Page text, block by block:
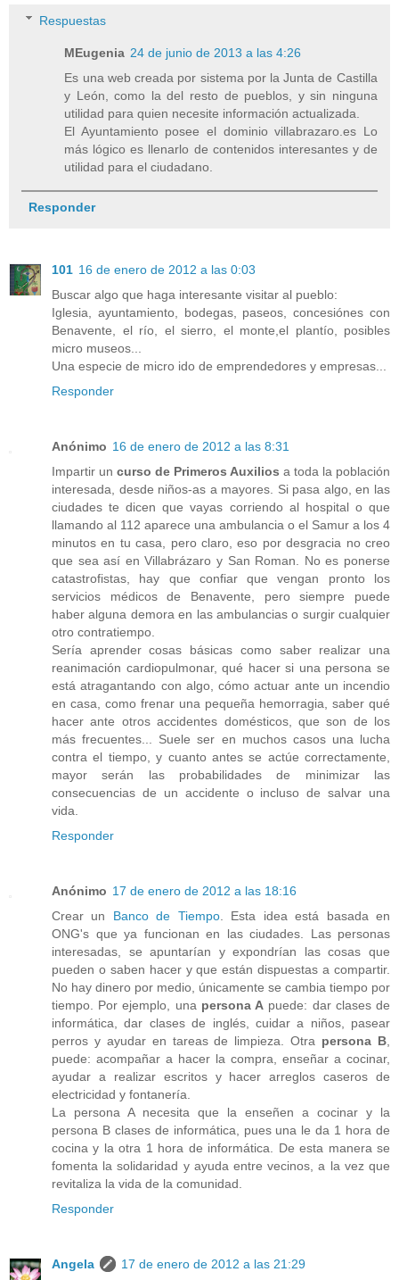
Respuestas
MEugenia 24 de junio de 2013 a las 4:26
Es una web creada por sistema por la Junta de Castilla
y León, como la del resto de pueblos, y sin ninguna
utilidad para quien necesite información actualizada.
El Ayuntamiento posee el dominio villabrazaro.es Lo
más lógico es llenarlo de contenidos interesantes y de
utilidad para el ciudadano.
Responder
101 16 de enero de 2012 a las 0:03
Buscar algo que haga interesante visitar al pueblo:
Iglesia, ayuntamiento, bodegas, paseos, concesiónes con
Benavente, el río, el sierro, el monte,el plantío, posibles
micro museos...
Una especie de micro ido de emprendedores y empresas...
Responder
Anónimo 16 de enero de 2012 a las 8:31
Impartir un curso de Primeros Auxilios a toda la población
interesada, desde niños-as a mayores. Si pasa algo, en las
ciudades te dicen que vayas corriendo al hospital o que
llamando al 112 aparece una ambulancia o el Samur a los 4
minutos en tu casa, pero claro, eso por desgracia no creo
que sea así en Villabrázaro y San Roman. No es ponerse
catastrofistas, hay que confiar que vengan pronto los
servicios médicos de Benavente, pero siempre puede
haber alguna demora en las ambulancias o surgir cualquier
otro contratiempo.
Sería aprender cosas básicas como saber realizar una
reanimación cardiopulmonar, qué hacer si una persona se
está atragantando con algo, cómo actuar ante un incendio
en casa, como frenar una pequeña hemorragia, saber qué
hacer ante otros accidentes domésticos, que son de los
más frecuentes... Suele ser en muchos casos una lucha
contra el tiempo, y cuanto antes se actúe correctamente,
mayor serán las probabilidades de minimizar las
consecuencias de un accidente o incluso de salvar una
vida.
Responder
Anónimo 17 de enero de 2012 a las 18:16
Crear un Banco de Tiempo. Esta idea está basada en
ONG's que ya funcionan en las ciudades. Las personas
interesadas, se apuntarían y expondrían las cosas que
pueden o saben hacer y que están dispuestas a compartir.
No hay dinero por medio, únicamente se cambia tiempo por
tiempo. Por ejemplo, una persona A puede: dar clases de
informática, dar clases de inglés, cuidar a niños, pasear
perros y ayudar en tareas de limpieza. Otra persona B
puede: acompañar a hacer la compra, enseñar a cocinar,
ayudar a realizar escritos y hacer arreglos caseros de
electricidad y fontanería.
La persona A necesita que la enseñen a cocinar y la
persona B clases de informática, pues una le da 1 hora de
cocina y la otra 1 hora de informática. De esta manera se
fomenta la solidaridad y ayuda entre vecinos, a la vez que
revitaliza la vida de la comunidad.
Responder
Angela
17 de enero de 2012 a las 21:29